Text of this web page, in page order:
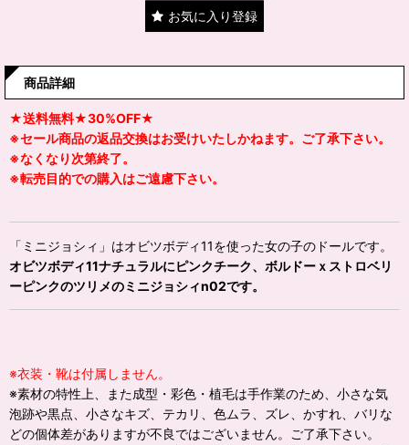
お気に入り登録
商品詳細
★送料無料★30%OFF★
※セール商品の返品交換はお受けいたしかねます。ご了承下さい。
※なくなり次第終了。
※転売目的での購入はご遠慮下さい。
「ミニジョシィ」はオビツボディ11を使った女の子のドールです。
オビツボディ11ナチュラルにピンクチーク、ボルドーｘストロベリ
ーピンクのツリメのミニジョシィn02です。
※衣装・靴は付属しません。
※素材の特性上、また成型・彩色・植毛は手作業のため、小さな気
泡跡や黒点、小さなキズ、テカリ、色ムラ、ズレ、かすれ、バリな
どの個体差がありますが不良ではございません。ご了承下さい。